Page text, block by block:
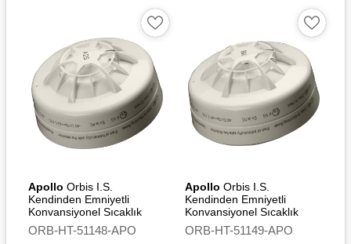
Apollo Orbis I.S.
Kendinden Emniyetli
Konvansiyonel Sıcaklık
Dedektörü (A2S) - Flashing
Led
ORB-HT-51148-APO
Apollo Orbis I.S.
Kendinden Emniyetli
Konvansiyonel Sıcaklık
Dedektörü (BR)
ORB-HT-51149-APO